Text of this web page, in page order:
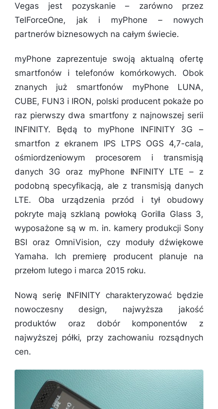
Vegas jest pozyskanie – zarówno przez
TelForceOne, jak i myPhone – nowych
partnerów biznesowych na całym świecie.
myPhone zaprezentuje swoją aktualną ofertę
smartfonów i telefonów komórkowych. Obok
znanych już smartfonów myPhone LUNA,
CUBE, FUN3 i IRON, polski producent pokaże po
raz pierwszy dwa smartfony z najnowszej serii
INFINITY. Będą to myPhone INFINITY 3G –
smartfon z ekranem IPS LTPS OGS 4,7-cala,
ośmiordzeniowym procesorem i transmisją
danych 3G oraz myPhone INFINITY LTE – z
podobną specyfikacją, ale z transmisją danych
LTE. Oba urządzenia przód i tył obudowy
pokryte mają szklaną powłoką Gorilla Glass 3,
wyposażone są w m. in. kamery produkcji Sony
BSI oraz OmniVision, czy moduły dźwiękowe
Yamaha. Ich premierę producent planuje na
przełom lutego i marca 2015 roku.
Nową serię INFINITY charakteryzować będzie
nowoczesny design, najwyższa jakość
produktów oraz dobór komponentów z
najwyższej półki, przy zachowaniu rozsądnych
cen.